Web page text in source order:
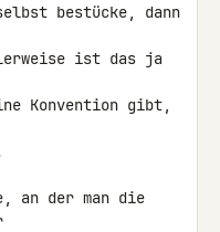
bestücke, dann
ist das ja
Konvention gibt,
an der man die